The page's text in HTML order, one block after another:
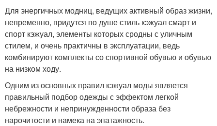
Для энергичных модниц, ведущих активный образ жизни,
непременно, придутся по душе стиль кэжуал смарт и
спорт кэжуал, элементы которых сродны с уличным
стилем, и очень практичны в эксплуатации, ведь
комбинируют комплекты со спортивной обувью и обувью
на низком ходу.
Одним из основных правил кэжуал моды является
правильный подбор одежды с эффектом легкой
небрежности и непринужденности образа без
нарочитости и намека на эпатажность.